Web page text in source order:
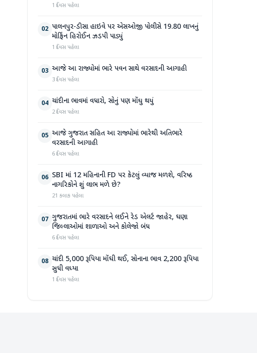
1 દિવસ પહેલા
02 પાલનપુર-ડીસા હાઇવે પર એસઓજી પોલીસે 19.80 લાખનું
મોર્ફિન હિરોઈન ઝડપી પાડ્યું
1 દિવસ પહેલા
03 આજે આ રાજ્યોમાં ભારે પવન સાથે વરસાદની આગાહી
3 દિવસ પહેલા
04 ચાંદીના ભાવમાં વધારો, સોનું પણ મોંઘુ થયું
2 દિવસ પહેલા
05 આજે ગુજરાત સહિત આ રાજ્યોમાં ભારેથી અતિભારે
વરસાદની આગાહી
6 દિવસ પહેલા
06 SBI માં 12 મહિનાની FD પર કેટલું વ્યાજ મળશે, વરિષ્ઠ
નાગરિકોને શું લાભ મળે છે?
21 કલાક પહેલા
07 ગુજરાતમાં ભારે વરસાદને લઈને રેડ એલર્ટ જાહેર, ઘણા
જિલ્લાઓમાં શાળાઓ અને કોલેજો બંધ
6 દિવસ પહેલા
08 ચાંદી 5,000 રૂપિયા મોંઘી થઈ, સોનાના ભાવ 2,200 રૂપિયા
સુધી વધ્યા
1 દિવસ પહેલા